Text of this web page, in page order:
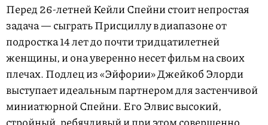
Перед 26-летней Кейли Спейни стоит непростая
задача — сыграть Присциллу в диапазоне от
подростка 14 лет до почти тридцатилетней
женщины, и она уверенно несет фильм на своих
плечах. Подлец из «Эйфории» Джейкоб Элорди
выступает идеальным партнером для застенчивой
миниатюрной Спейни. Его Элвис высокий,
стройный, ребячливый и при этом совершенно